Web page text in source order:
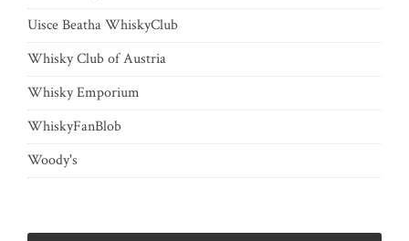
Uisce Beatha WhiskyClub
Whisky Club of Austria
Whisky Emporium
WhiskyFanBlob
Woody's